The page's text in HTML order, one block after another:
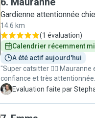
Gardienne attentionnée
14.6 km
(1 évaluation)
Calendrier récemment
A été actif aujourd'hui
"Super catsitter 👌🏻 Mauranne est sérieuse, de
confiance et très
timides souvent cachés, elle
S Evaluation faite par